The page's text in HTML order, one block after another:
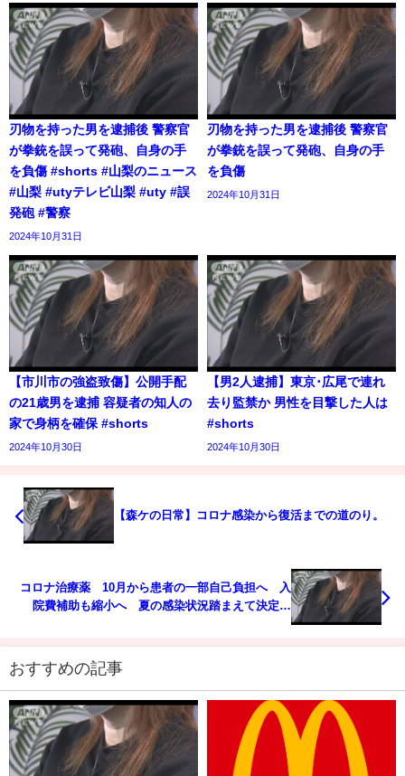
刃物を持った男を逮捕後 警察官
が拳銃を誤って発砲、自身の手
を負傷 #shorts #山梨のニュース
#山梨 #utyテレビ山梨 #uty #誤
発砲 #警察
2024年10月31日
刃物を持った男を逮捕後 警察官
が拳銃を誤って発砲、自身の手
を負傷
2024年10月31日
【市川市の強盗致傷】公開手配
の21歳男を逮捕 容疑者の知人の
家で身柄を確保 #shorts
2024年10月30日
【男2人逮捕】東京･広尾で連れ
去り監禁か 男性を目撃した人は
#shorts
2024年10月30日
【森ケの日常】コロナ感染から復活までの道のり。
コロナ治療薬 10月から患者の一部自己負担へ 入
院費補助も縮小へ 夏の感染状況踏まえて決定｜
おすすめの記事